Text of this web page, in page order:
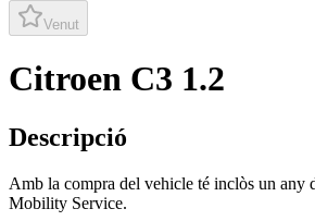
Venut
Citroen C3 1.2
Descripció
Amb la compra del vehicle té inclòs un any
Mobility Service.